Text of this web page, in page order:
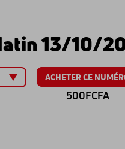
13/10/
ACHETER CE
500FCFA